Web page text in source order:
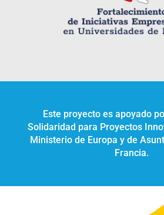
Este proyecto es apoyado
Solidaridad para Proyectos
Ministerio de Europa y de
Francia.